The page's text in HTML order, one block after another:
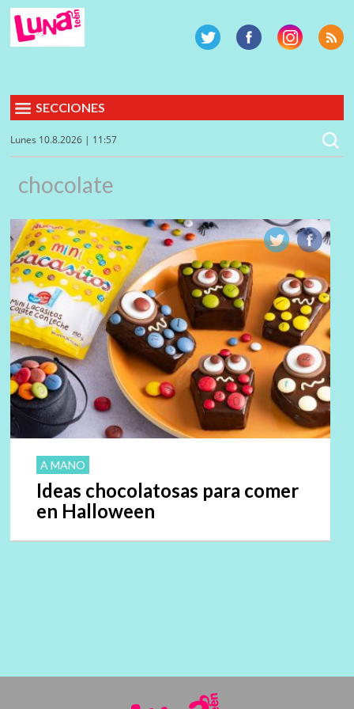
SECCIONES
Lunes 10.8.2026 | 11:57
chocolate
A MANO
Ideas chocolatosas para comer
en Halloween